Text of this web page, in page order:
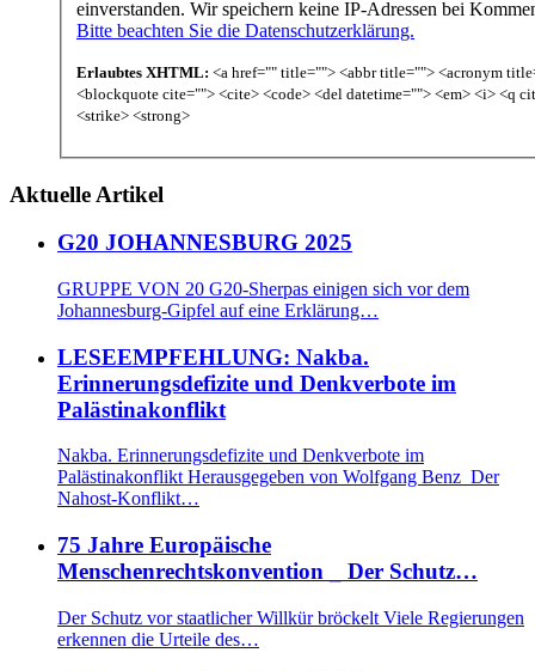
einverstanden. Wir speichern keine IP-Adressen bei
Bitte beachten Sie die Datenschutzerklärung.
Erlaubtes XHTML: <a href="" title=""> <abbr title=""> <acronym
<blockquote cite=""> <cite> <code> <del datetime=""> <em> <i> <q
<strike> <strong>
Aktuelle Artikel
G20 JOHANNESBURG 2025
GRUPPE VON 20 G20-Sherpas einigen sich vor dem
Johannesburg-Gipfel auf eine Erklärung…
LESEEMPFEHLUNG: Nakba.
Erinnerungsdefizite und Denkverbote im
Palästinakonflikt
Nakba. Erinnerungsdefizite und Denkverbote im
Palästinakonflikt Herausgegeben von Wolfgang Benz Der
Nahost-Konflikt…
75 Jahre Europäische
Menschenrechtskonvention _ Der Schutz…
Der Schutz vor staatlicher Willkür bröckelt Viele Regierungen
erkennen die Urteile des…